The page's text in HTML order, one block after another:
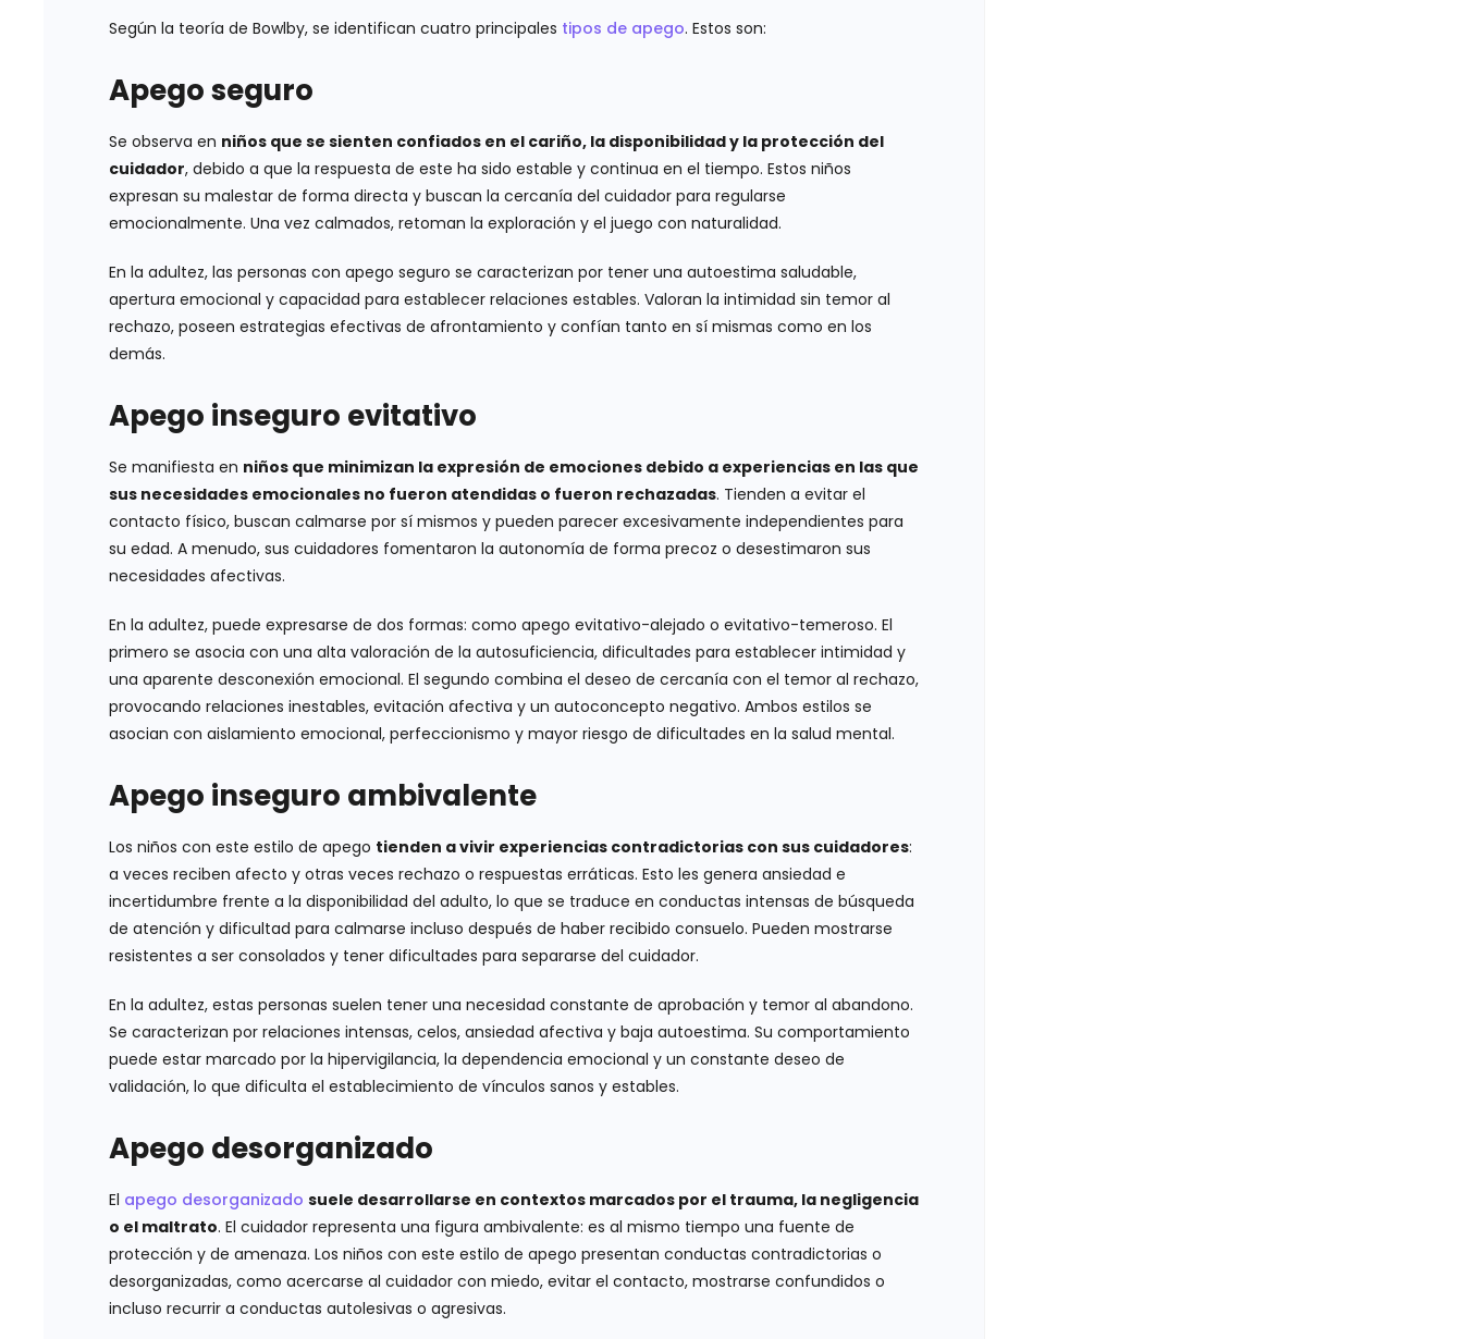
Según la teoría de Bowlby, se identifican cuatro principales tipos de apego. Estos son:
Apego seguro
Se observa en niños que se sienten confiados en el cariño, la disponibilidad y la protección del
cuidador, debido a que la respuesta de este ha sido estable y continua en el tiempo. Estos niños
expresan su malestar de forma directa y buscan la cercanía del cuidador para regularse
emocionalmente. Una vez calmados, retoman la exploración y el juego con naturalidad.
En la adultez, las personas con apego seguro se caracterizan por tener una autoestima saludable,
apertura emocional y capacidad para establecer relaciones estables. Valoran la intimidad sin temor al
rechazo, poseen estrategias efectivas de afrontamiento y confían tanto en sí mismas como en los
demás.
Apego inseguro evitativo
Se manifiesta en niños que minimizan la expresión de emociones debido a experiencias en las que
sus necesidades emocionales no fueron atendidas o fueron rechazadas. Tienden a evitar el
contacto físico, buscan calmarse por sí mismos y pueden parecer excesivamente independientes para
su edad. A menudo, sus cuidadores fomentaron la autonomía de forma precoz o desestimaron sus
necesidades afectivas.
En la adultez, puede expresarse de dos formas: como apego evitativo-alejado o evitativo-temeroso. El
primero se asocia con una alta valoración de la autosuficiencia, dificultades para establecer intimidad y
una aparente desconexión emocional. El segundo combina el deseo de cercanía con el temor al rechazo,
provocando relaciones inestables, evitación afectiva y un autoconcepto negativo. Ambos estilos se
asocian con aislamiento emocional, perfeccionismo y mayor riesgo de dificultades en la salud mental.
Apego inseguro ambivalente
Los niños con este estilo de apego tienden a vivir experiencias contradictorias con sus cuidadores:
a veces reciben afecto y otras veces rechazo o respuestas erráticas. Esto les genera ansiedad e
incertidumbre frente a la disponibilidad del adulto, lo que se traduce en conductas intensas de búsqueda
de atención y dificultad para calmarse incluso después de haber recibido consuelo. Pueden mostrarse
resistentes a ser consolados y tener dificultades para separarse del cuidador.
En la adultez, estas personas suelen tener una necesidad constante de aprobación y temor al abandono.
Se caracterizan por relaciones intensas, celos, ansiedad afectiva y baja autoestima. Su comportamiento
puede estar marcado por la hipervigilancia, la dependencia emocional y un constante deseo de
validación, lo que dificulta el establecimiento de vínculos sanos y estables.
Apego desorganizado
El apego desorganizado suele desarrollarse en contextos marcados por el trauma, la negligencia
o el maltrato. El cuidador representa una figura ambivalente: es al mismo tiempo una fuente de
protección y de amenaza. Los niños con este estilo de apego presentan conductas contradictorias o
desorganizadas, como acercarse al cuidador con miedo, evitar el contacto, mostrarse confundidos o
incluso recurrir a conductas autolesivas o agresivas.